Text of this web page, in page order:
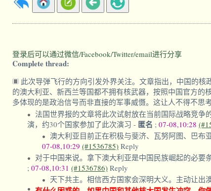
登录后可以通过微信/Facebook/Twitter/email进行分享
Complete thread:
此次导弹飞行的方向引发外界关注。文章指出，中国的
的澳大利亚、新西兰等国都不拥有核武器，按照中国官方
多体现的是政治信号而非直接的军事威慑。这让人不得不思
法国世界报的文章将此次试射放在当前国际战略竞争
演，约30个国家参加了此次演习 - 匿名 ; 07-08,10:28
澳大利亚目前正在积极与斐济、瓦努阿图、巴布
07-08,10:29 (#1536785) Reply
对于中国来说。拿下澳大利亚是中国民族崛起的必要
; 07-08,10:31 (#1536786) Reply
天下共主。相信西方国家会深明大义。主动让出